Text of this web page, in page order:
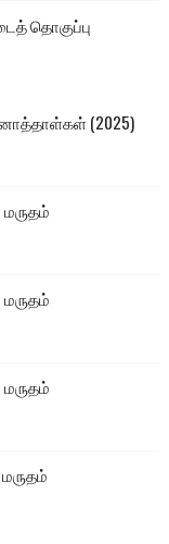
தொகுப்பு
(2025)
மருதம்
மருதம்
மருதம்